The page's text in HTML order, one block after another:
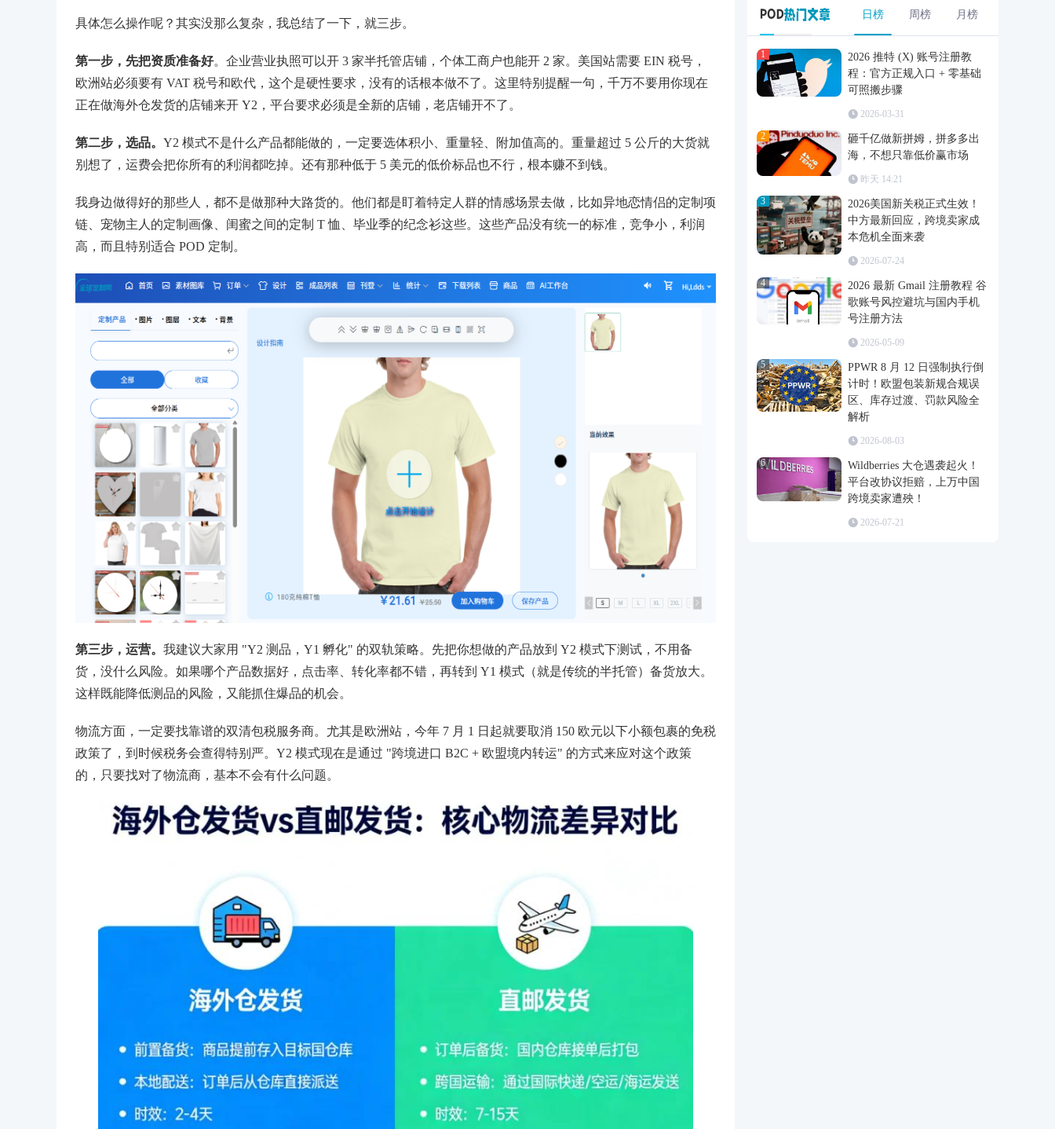
具体怎么操作呢？其实没那么复杂，我总结了一下，就三步。
第一步，先把资质准备好。企业营业执照可以开 3 家半托管店铺，个体工商户也能开 2 家。美国站需要 EIN 税号，
欧洲站必须要有 VAT 税号和欧代，这个是硬性要求，没有的话根本做不了。这里特别提醒一句，千万不要用你现在
正在做海外仓发货的店铺来开 Y2，平台要求必须是全新的店铺，老店铺开不了。
第二步，选品。 Y2 模式不是什么产品都能做的，一定要选体积小、重量轻、附加值高的。重量超过 5 公斤的大货就
别想了，运费会把你所有的利润都吃掉。还有那种低于 5 美元的低价标品也不行，根本赚不到钱。
我身边做得好的那些人，都不是做那种大路货的。他们都是盯着特定人群的情感场景去做，比如异地恋情侣的定制项
链、宠物主人的定制画像、闺蜜之间的定制 T 恤、毕业季的纪念衫这些。这些产品没有统一的标准，竞争小，利润
高，而且特别适合 POD 定制。
第三步，运营。 我建议大家用 "Y2 测品，Y1 孵化" 的双轨策略。先把你想做的产品放到 Y2 模式下测试，不用备
货，没什么风险。如果哪个产品数据好，点击率、转化率都不错，再转到 Y1 模式（就是传统的半托管）备货放大。
这样既能降低测品的风险，又能抓住爆品的机会。
物流方面，一定要找靠谱的双清包税服务商。尤其是欧洲站，今年 7 月 1 日起就要取消 150 欧元以下小额包裹的免税
政策了，到时候税务会查得特别严。Y2 模式现在是通过 "跨境进口 B2C + 欧盟境内转运" 的方式来应对这个政策
的，只要找对了物流商，基本不会有什么问题。
日榜 周榜 月榜
1
2026 推特 (X) 账号注册教
程：官方正规入口 + 零基础
可照搬步骤
2026-03-31
2
砸千亿做新拼姆，拼多多出
海，不想只靠低价赢市场
昨天 14:21
3
2026美国新关税正式生效！
中方最新回应，跨境卖家成
本危机全面来袭
2026-07-24
4
2026 最新 Gmail 注册教程 谷
歌账号风控避坑与国内手机
号注册方法
2026-05-09
5
PPWR 8 月 12 日强制执行倒
计时！欧盟包装新规合规误
区、库存过渡、罚款风险全
解析
2026-08-03
6
Wildberries 大仓遇袭起火！
平台改协议拒赔，上万中国
跨境卖家遭殃！
2026-07-21